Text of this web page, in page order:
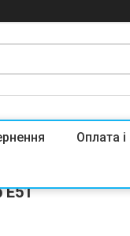
Оплата
3,0м2/430Вт
E51